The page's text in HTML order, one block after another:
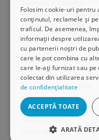
Folosim cookie-uri pentru
conținutul, reclamele și
traficul. De asemenea,
informații despre
cu partenerii noștri de
care le pot combina cu
care le-ați furnizat sau pe
colectat din utilizarea
de confidențialitate
ACCEPTĂ TOATE
ARATĂ
Politica de
Politica de cookies
ANPC
Serviciu clienți
Comunitatea
Cum comand online
Modalități de plată
Livrarea produselor
Hartă site